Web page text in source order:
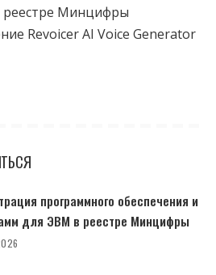
Минцифры
Revoicer AI Voice Generator
программного обеспечения и
для ЭВМ в реестре Минцифры